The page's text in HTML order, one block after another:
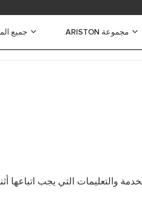
مجموعة ARISTON جميع
والتعليمات التي يجب اتباعها